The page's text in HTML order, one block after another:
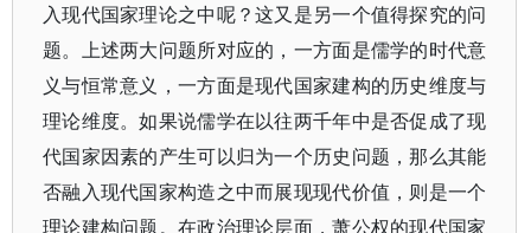
入现代国家理论之中呢？这又是另一个值得探究的问
题。上述两大问题所对应的，一方面是儒学的时代意
义与恒常意义，一方面是现代国家建构的历史维度与
理论维度。如果说儒学在以往两千年中是否促成了现
代国家因素的产生可以归为一个历史问题，那么其能
否融入现代国家构造之中而展现现代价值，则是一个
理论建构问题。在政治理论层面，萧公权的现代国家